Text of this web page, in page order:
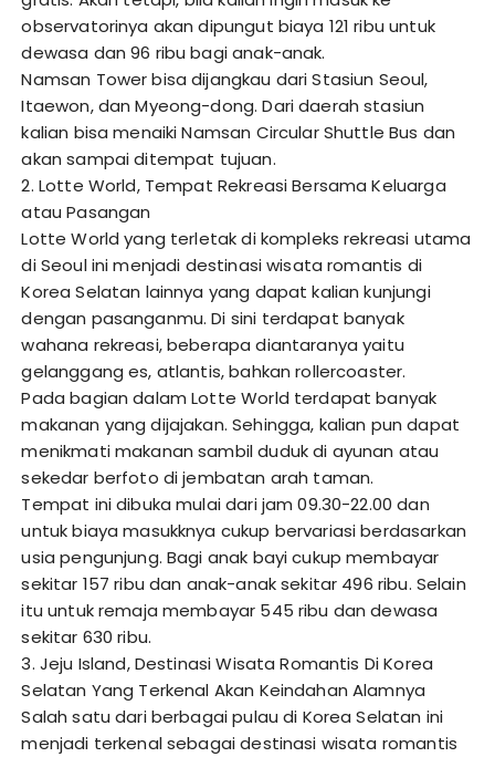
observatorinya akan dipungut biaya 121 ribu untuk
dewasa dan 96 ribu bagi anak-anak.
Namsan Tower bisa dijangkau dari Stasiun Seoul,
Itaewon, dan Myeong-dong. Dari daerah stasiun
kalian bisa menaiki Namsan Circular Shuttle Bus dan
akan sampai ditempat tujuan.
2. Lotte World, Tempat Rekreasi Bersama Keluarga
atau Pasangan
Lotte World yang terletak di kompleks rekreasi utama
di Seoul ini menjadi destinasi wisata romantis di
Korea Selatan lainnya yang dapat kalian kunjungi
dengan pasanganmu. Di sini terdapat banyak
wahana rekreasi, beberapa diantaranya yaitu
gelanggang es, atlantis, bahkan rollercoaster.
Pada bagian dalam Lotte World terdapat banyak
makanan yang dijajakan. Sehingga, kalian pun dapat
menikmati makanan sambil duduk di ayunan atau
sekedar berfoto di jembatan arah taman.
Tempat ini dibuka mulai dari jam 09.30-22.00 dan
untuk biaya masukknya cukup bervariasi berdasarkan
usia pengunjung. Bagi anak bayi cukup membayar
sekitar 157 ribu dan anak-anak sekitar 496 ribu. Selain
itu untuk remaja membayar 545 ribu dan dewasa
sekitar 630 ribu.
3. Jeju Island, Destinasi Wisata Romantis Di Korea
Selatan Yang Terkenal Akan Keindahan Alamnya
Salah satu dari berbagai pulau di Korea Selatan ini
menjadi terkenal sebagai destinasi wisata romantis